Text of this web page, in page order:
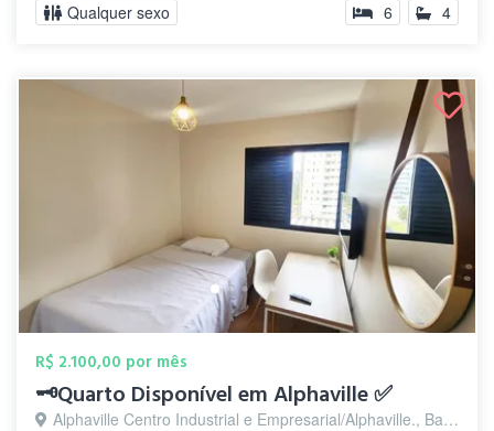
Qualquer sexo 6 4
R$ 2.100,00 por mês
🗝️Quarto Disponível em Alphaville ✅
Alphaville Centro Industrial e Empresarial/Alphaville., Barueri - SP